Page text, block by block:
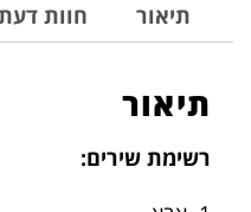
תיאור חוות דעת
תיאור
רשימת שירים: